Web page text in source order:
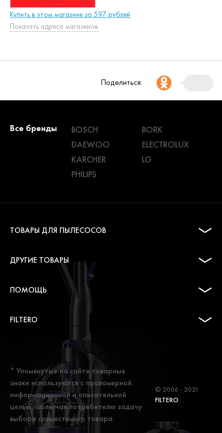
Купить в этом магазине за 597 рублей
Показать адреса магазинов
Поделиться:
Все бренды BOSCH
BORK
DAEWOO
ELECTROLUX
KARCHER
LG
PHILIPS
ТОВАРЫ ДЛЯ ПЫЛЕСОСОВ
ДРУГИЕ ТОВАРЫ
ПОМОЩЬ
FILTERO
* Упомянутые на сайте товарные
знаки используются с правомерной
информационной и описательной
целью, облегчая потребителю задачу
выбора совместимого товара.
© 2006 - 2021
FILTERO